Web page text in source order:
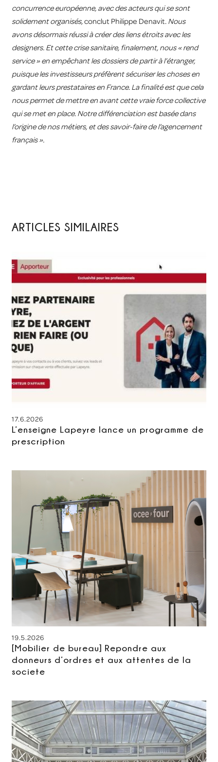
concurrence européenne, avec des acteurs qui se sont
solidement organisés,conclut Philippe Denavit. Nous
avons désormais réussi à créer des liens étroits avec les
designers. Et cette crise sanitaire, finalement, nous « rend
service » en empêchant les dossiers de partir à l’étranger,
puisque les investisseurs préfèrent sécuriser les choses en
gardant leurs prestataires en France. La finalité est que cela
nous permet de mettre en avant cette vraie force collective
qui se met en place. Notre différenciation est basée dans
l’origine de nos métiers, et des savoir-faire de l’agencement
français ».
ARTICLES SIMILAIRES
17.6.2026
L’enseigne Lapeyre lance un programme de
prescription
19.5.2026
[Mobilier de bureau] Repondre aux
donneurs d’ordres et aux attentes de la
societe